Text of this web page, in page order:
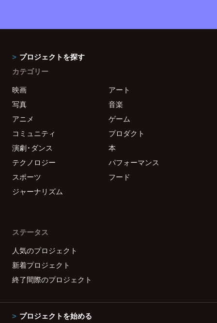
プロジェクトを探す
カテゴリー
映画
アート
写真
音楽
アニメ
ゲーム
コミュニティ
プロダクト
演劇・ダンス
本
テクノロジー
パフォーマンス
スポーツ
フード
ジャーナリズム
ステータス
人気のプロジェクト
新着プロジェクト
終了間際のプロジェクト
プロジェクトを始める